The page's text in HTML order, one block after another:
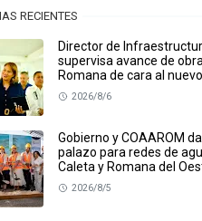
RECIENTES
Director de
supervisa avance de
Romana de cara al
2026/8/6
Gobierno y COAAROM
palazo para redes de
Caleta y Romana del
2026/8/5